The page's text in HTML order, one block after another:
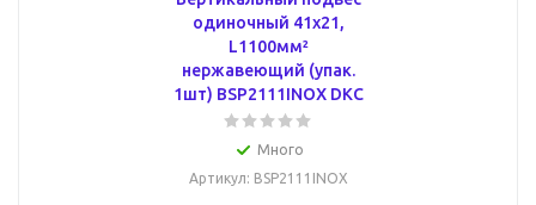
одиночный 41х21,
L1100мм²
нержавеющий (упак.
1шт) BSP2111INOX DKC
Много
Артикул: BSP2111INOX